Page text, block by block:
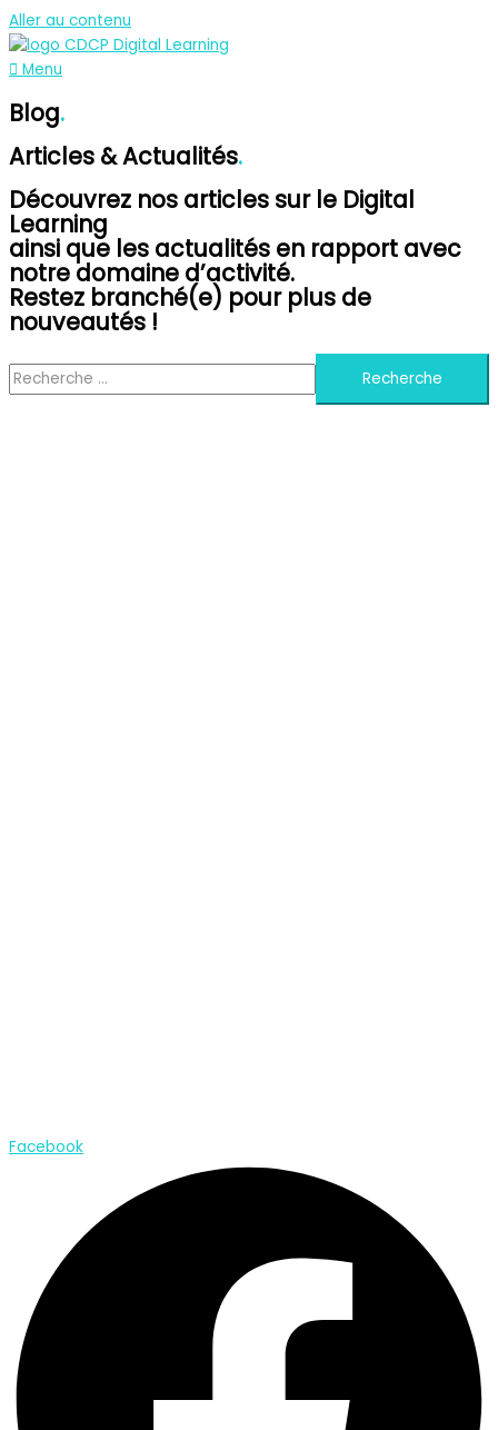
Aller au contenu
Menu
Blog.
Articles & Actualités.
Découvrez nos articles sur le Digital
Learning
ainsi que les actualités en rapport avec
notre domaine d’activité.
Restez branché(e) pour plus de
nouveautés !
Recherche
Facebook